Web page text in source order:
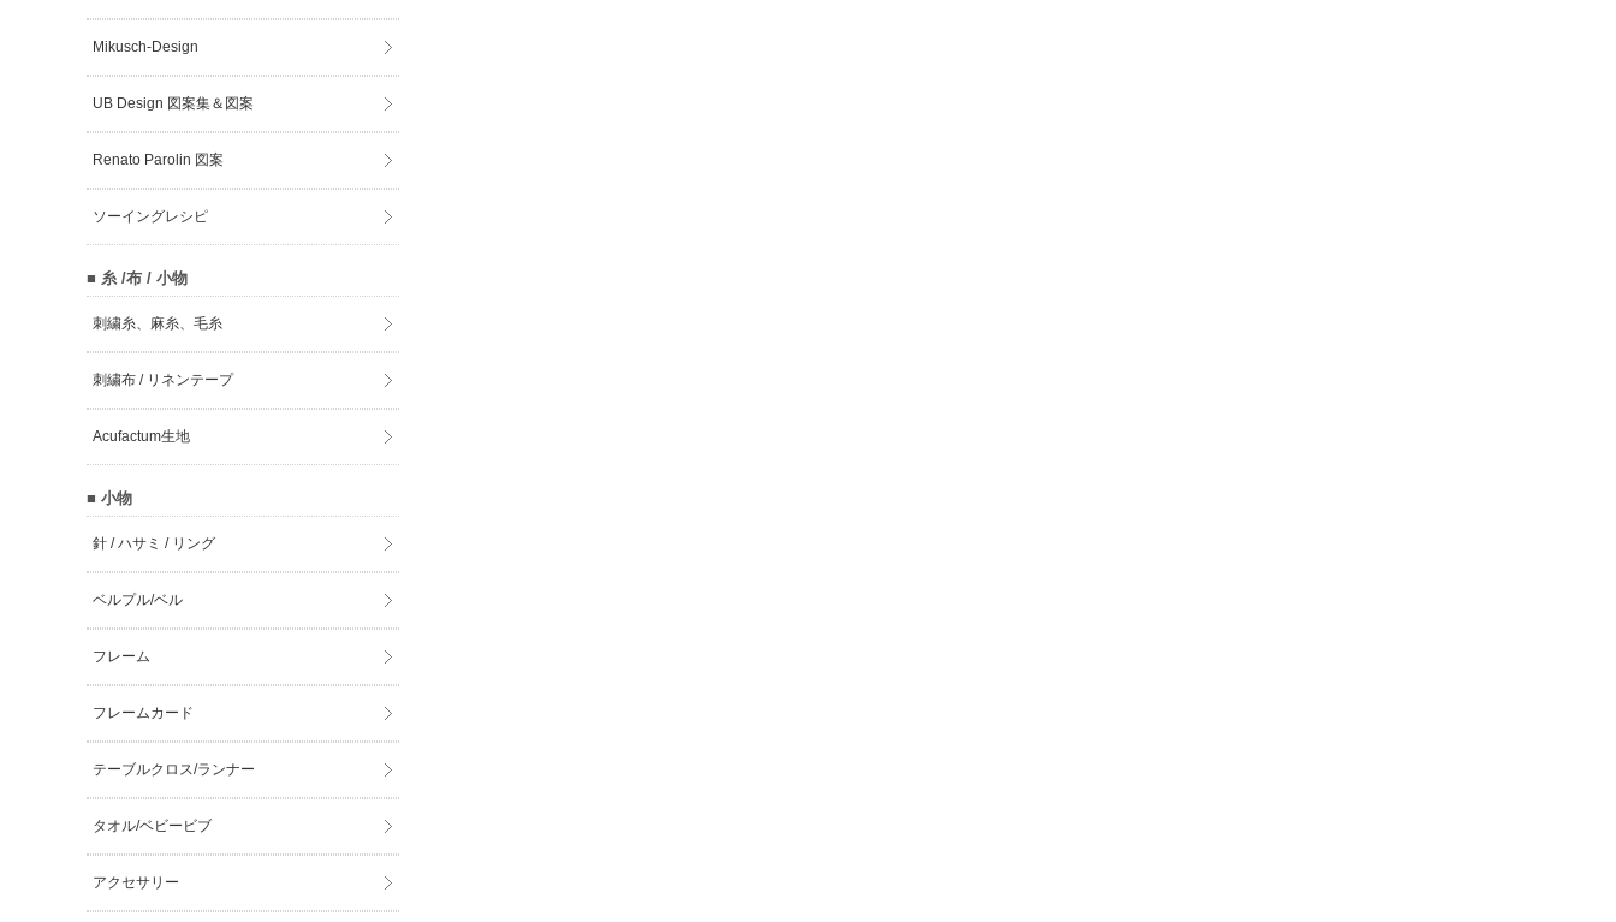
Mikusch-Design
UB Design 図案集＆図案
Renato Parolin 図案
ソーイングレシピ
■ 糸 /布 / 小物
刺繍糸、麻糸、毛糸
刺繍布 / リネンテープ
Acufactum生地
■ 小物
針 / ハサミ / リング
ベルプル/ベル
フレーム
フレームカード
テーブルクロス/ランナー
タオル/ベビービブ
アクセサリー